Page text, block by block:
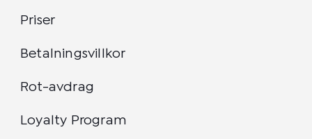
Priser
Betalningsvillkor
Rot-avdrag
Loyalty Program